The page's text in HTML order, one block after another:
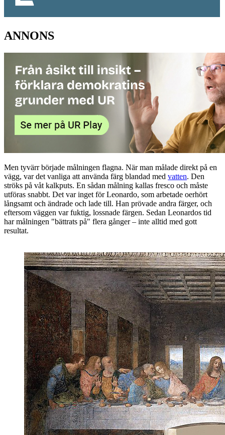
ANNONS
Men tyvärr började målningen flagna. När man målade direkt på en
vägg, var det vanliga att använda färg blandad med vatten. Den
ströks på våt kalkputs. En sådan målning kallas fresco och måste
utföras snabbt. Det var inget för Leonardo, som arbetade oerhört
långsamt och ändrade och lade till. Han prövade andra färger, och
eftersom väggen var fuktig, lossnade färgen. Sedan Leonardos tid
har målningen "bättrats på" flera gånger – inte alltid med gott
resultat.